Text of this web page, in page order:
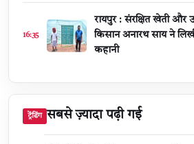
16:35
रायपुर : संरक्षित खेती और
किसान अनारथ साय ने
कहानी
ट्रेंडिंग सबसे ज़्यादा पढ़ी गई